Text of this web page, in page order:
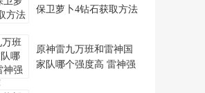
保卫萝卜4钻石获取方法
原神雷九万班和雷神国
家队哪个强度高 雷神强